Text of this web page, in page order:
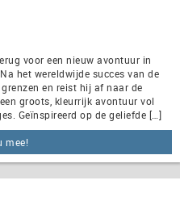
voor een nieuw avontuur in
het wereldwijde succes van de
en reist hij af naar de
groots, kleurrijk avontuur vol
Geïnspireerd op de geliefde […]
mee!